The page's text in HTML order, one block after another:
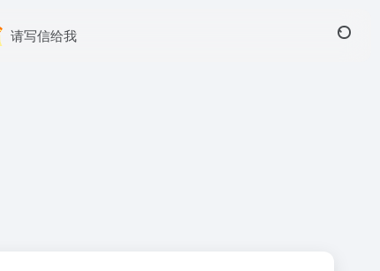
请写信给我